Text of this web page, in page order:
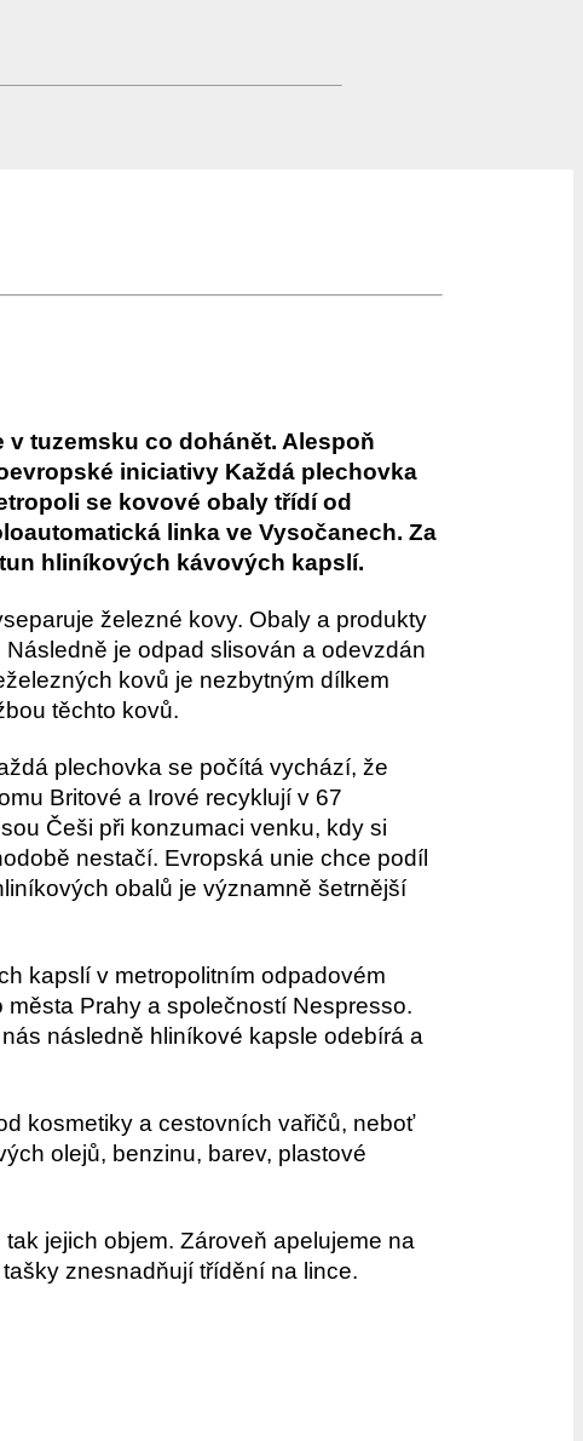
tuzemsku co dohánět. Alespoň
iniciativy Každá plechovka
se kovové obaly třídí od
linka ve Vysočanech. Za
hliníkových kávových kapslí.
železné kovy. Obaly a produkty
je odpad slisován a odevzdán
kovů je nezbytným dílkem
těchto kovů.
plechovka se počítá vychází, že
Britové a Irové recyklují v 67
Češi při konzumaci venku, kdy si
nestačí. Evropská unie chce podíl
obalů je významně šetrnější
kapslí v metropolitním odpadovém
Prahy a společností Nespresso.
následně hliníkové kapsle odebírá a
kosmetiky a cestovních vařičů, neboť
olejů, benzinu, barev, plastové
jejich objem. Zároveň apelujeme na
znesnadňují třídění na lince.